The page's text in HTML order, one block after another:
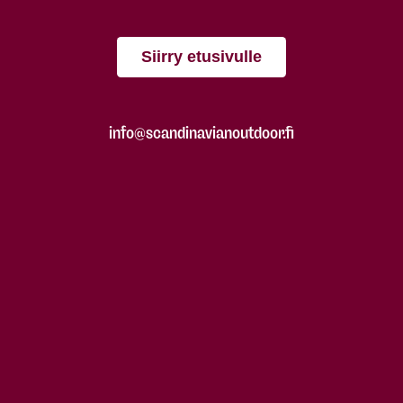
Siirry etusivulle
info@scandinavianoutdoor.fi